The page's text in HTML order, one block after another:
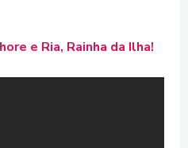
e Ria, Rainha da Ilha!